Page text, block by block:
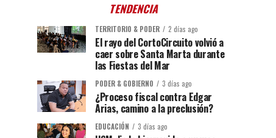
TENDENCIA
TERRITORIO & PODER 2 días ago
El rayo del CortoCircuito volvió a
caer sobre Santa Marta durante
las Fiestas del Mar
PODER & GOBIERNO 3 días ago
¿Proceso fiscal contra Edgar
Arias, camino a la preclusión?
EDUCACIÓN 3 días ago